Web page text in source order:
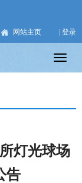
网站主页 | 登录
灯光球场
告